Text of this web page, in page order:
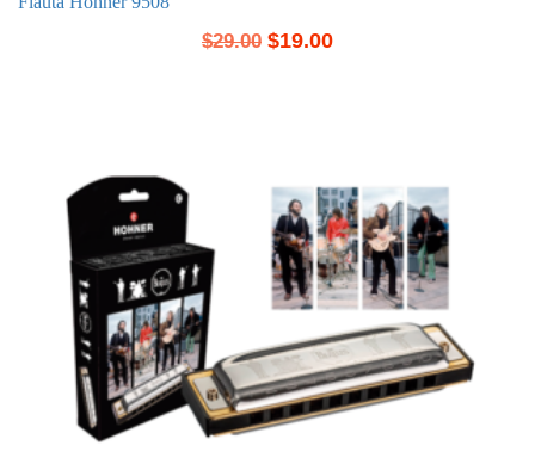
$29.00 $19.00